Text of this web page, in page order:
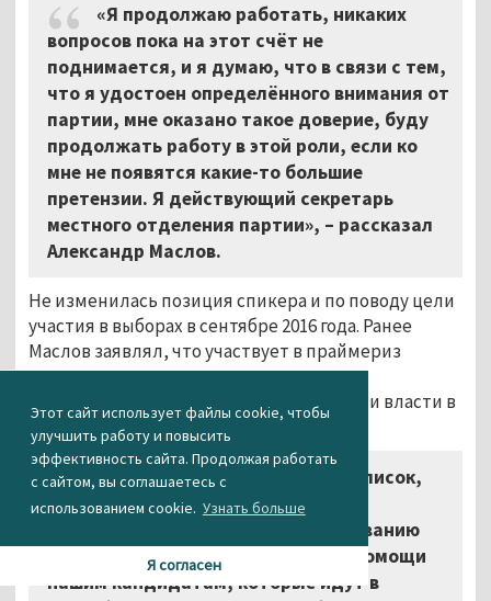
Этот сайт использует файлы cookie, чтобы
улучшить работу и повысить
эффективность сайта. Продолжая работать
с сайтом, вы соглашаетесь с
использованием cookie. Узнать больше
Я согласен
«Я продолжаю работать, никаких
вопросов пока на этот счёт не
поднимается, и я думаю, что в связи с тем,
что я удостоен определённого внимания от
партии, мне оказано такое доверие, буду
продолжать работу в этой роли, если ко
мне не появятся какие-то большие
претензии. Я действующий секретарь
местного отделения партии», – рассказал
Александр Маслов.
Не изменилась позиция спикера и по поводу цели
участия в выборах в сентябре 2016 года. Ранее
Маслов заявлял, что участвует в праймериз
только для поддержки своих коллег-
однопартийцев и популяризации партии власти в
Нижнем Тагиле.
«Даже если бы я не вошёл в список,
моя организационная работа по
проведению выборов, по раскручиванию
бренда партии в Нижнем Тагиле, помощи
нашим кандидатам, которые идут в